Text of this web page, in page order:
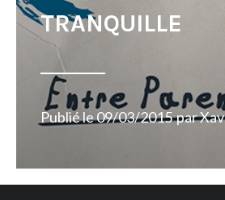
TRANQUILLE
Publié le09/03/2015 parXav